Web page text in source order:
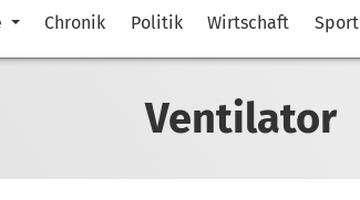
Chronik Politik Wirtschaft Sport
Ventilator